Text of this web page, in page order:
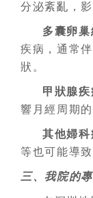
分泌紊亂，
多囊卵巢
疾病，通常
狀。
甲狀腺疾
響月經周期的
其他婦科
等也可能導
三、我院的